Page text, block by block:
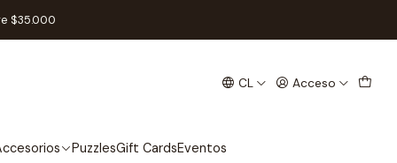
CL Acceso
PuzzlesGift CardsEventos
$35.000
- Español
al Carro